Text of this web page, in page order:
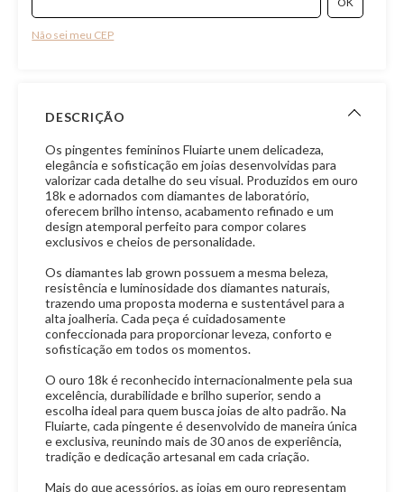
Não sei meu CEP
DESCRIÇÃO
Os pingentes femininos Fluiarte unem delicadeza,
elegância e sofisticação em joias desenvolvidas para
valorizar cada detalhe do seu visual. Produzidos em ouro
18k e adornados com diamantes de laboratório,
oferecem brilho intenso, acabamento refinado e um
design atemporal perfeito para compor colares
exclusivos e cheios de personalidade.
Os diamantes lab grown possuem a mesma beleza,
resistência e luminosidade dos diamantes naturais,
trazendo uma proposta moderna e sustentável para a
alta joalheria. Cada peça é cuidadosamente
confeccionada para proporcionar leveza, conforto e
sofisticação em todos os momentos.
O ouro 18k é reconhecido internacionalmente pela sua
excelência, durabilidade e brilho superior, sendo a
escolha ideal para quem busca joias de alto padrão. Na
Fluiarte, cada pingente é desenvolvido de maneira única
e exclusiva, reunindo mais de 30 anos de experiência,
tradição e dedicação artesanal em cada criação.
Mais do que acessórios, as joias em ouro representam